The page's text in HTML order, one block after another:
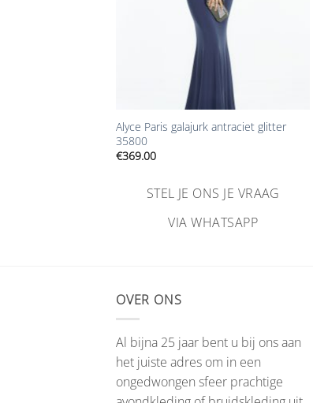
Alyce Paris galajurk antraciet glitter
35800
€369.00
STEL JE ONS JE VRAAG
VIA WHATSAPP
OVER ONS
Al bijna 25 jaar bent u bij ons aan
het juiste adres om in een
ongedwongen sfeer prachtige